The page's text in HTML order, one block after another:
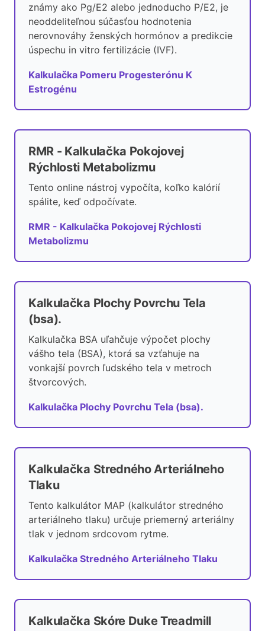
známy ako Pg/E2 alebo jednoducho P/E2, je
neoddeliteľnou súčasťou hodnotenia
nerovnováhy ženských hormónov a predikcie
úspechu in vitro fertilizácie (IVF).
Kalkulačka Pomeru Progesterónu K
Estrogénu
RMR - Kalkulačka Pokojovej
Rýchlosti Metabolizmu
Tento online nástroj vypočíta, koľko kalórií
spálite, keď odpočívate.
RMR - Kalkulačka Pokojovej Rýchlosti
Metabolizmu
Kalkulačka Plochy Povrchu Tela
(bsa).
Kalkulačka BSA uľahčuje výpočet plochy
vášho tela (BSA), ktorá sa vzťahuje na
vonkajší povrch ľudského tela v metroch
štvorcových.
Kalkulačka Plochy Povrchu Tela (bsa).
Kalkulačka Stredného Arteriálneho
Tlaku
Tento kalkulátor MAP (kalkulátor stredného
arteriálneho tlaku) určuje priemerný arteriálny
tlak v jednom srdcovom rytme.
Kalkulačka Stredného Arteriálneho Tlaku
Kalkulačka Skóre Duke Treadmill